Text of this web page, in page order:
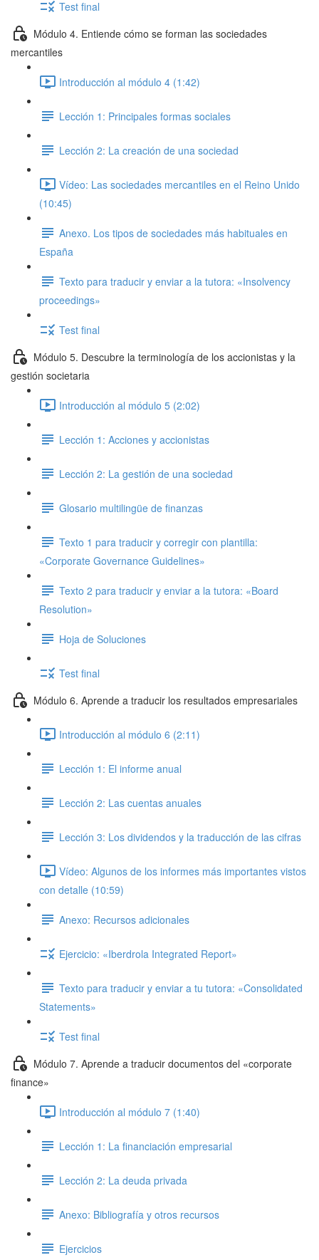
Test final
Módulo 4. Entiende cómo se forman las sociedades
mercantiles
Introducción al módulo 4 (1:42)
Lección 1: Principales formas sociales
Lección 2: La creación de una sociedad
Vídeo: Las sociedades mercantiles en el Reino Unido
(10:45)
Anexo. Los tipos de sociedades más habituales en
España
Texto para traducir y enviar a la tutora: «Insolvency
proceedings»
Test final
Módulo 5. Descubre la terminología de los accionistas y la
gestión societaria
Introducción al módulo 5 (2:02)
Lección 1: Acciones y accionistas
Lección 2: La gestión de una sociedad
Glosario multilingüe de finanzas
Texto 1 para traducir y corregir con plantilla:
«Corporate Governance Guidelines»
Texto 2 para traducir y enviar a la tutora: «Board
Resolution»
Hoja de Soluciones
Test final
Módulo 6. Aprende a traducir los resultados empresariales
Introducción al módulo 6 (2:11)
Lección 1: El informe anual
Lección 2: Las cuentas anuales
Lección 3: Los dividendos y la traducción de las cifras
Vídeo: Algunos de los informes más importantes vistos
con detalle (10:59)
Anexo: Recursos adicionales
Ejercicio: «Iberdrola Integrated Report»
Texto para traducir y enviar a tu tutora: «Consolidated
Statements»
Test final
Módulo 7. Aprende a traducir documentos del «corporate
finance»
Introducción al módulo 7 (1:40)
Lección 1: La financiación empresarial
Lección 2: La deuda privada
Anexo: Bibliografía y otros recursos
Ejercicios